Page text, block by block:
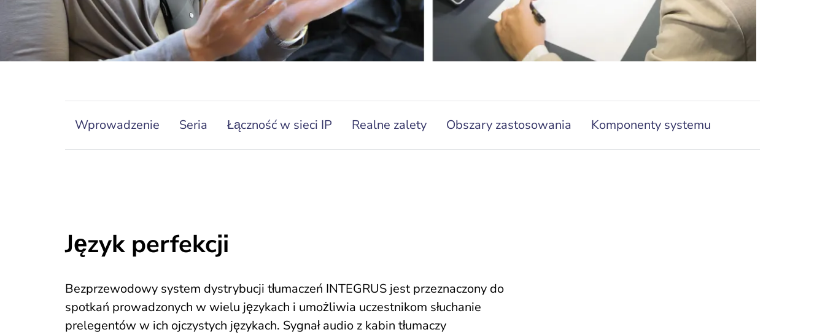
Wprowadzenie Seria Łączność w sieci IP Realne zalety Obszary zastosowania Komponenty systemu
Język perfekcji
Bezprzewodowy system dystrybucji tłumaczeń INTEGRUS jest przeznaczony do
spotkań prowadzonych w wielu językach i umożliwia uczestnikom słuchanie
prelegentów w ich ojczystych językach. Sygnał audio z kabin tłumaczy